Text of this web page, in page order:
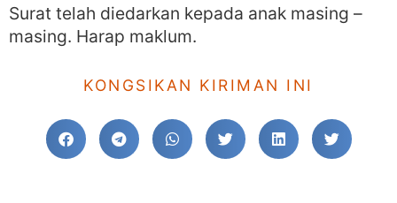
Surat telah diedarkan kepada anak masing –
masing. Harap maklum.
KONGSIKAN KIRIMAN INI